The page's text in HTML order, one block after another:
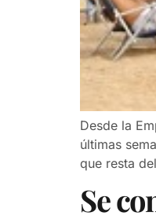
Desde la
últimas
que resta
Se